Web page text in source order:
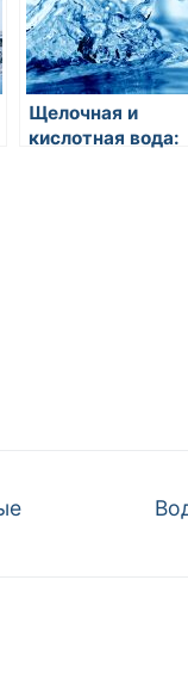
Щелочная и
кислотная вода: